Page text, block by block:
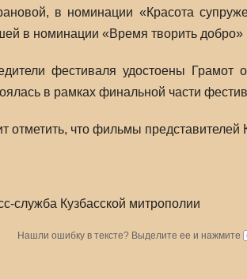
в номинации «Красота
в номинации «Время творить
фестиваля удостоены
в рамках финальной части
отметить, что фильмы
служба Кузбасской митрополии
Нашли ошибку в тексте? Выделите ее и нажмите